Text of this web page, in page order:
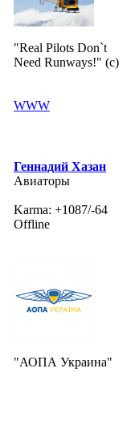
"Real Pilots Don`t
Need Runways!" (c)
WWW
Геннадий Хазан
Авиаторы
Karma: +1087/-64
Offline
"АОПА Украина"